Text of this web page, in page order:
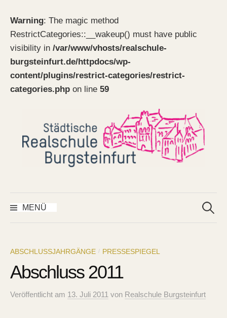
Warning: The magic method
RestrictCategories::__wakeup() must have public
visibility in /var/www/vhosts/realschule-
burgsteinfurt.de/httpdocs/wp-
content/plugins/restrict-categories/restrict-
categories.php on line 59
MENÜ
nach:
ABSCHLUSSJAHRGÄNGE / PRESSESPIEGEL
Abschluss 2011
Veröffentlicht am 13. Juli 2011 von Realschule Burgsteinfurt